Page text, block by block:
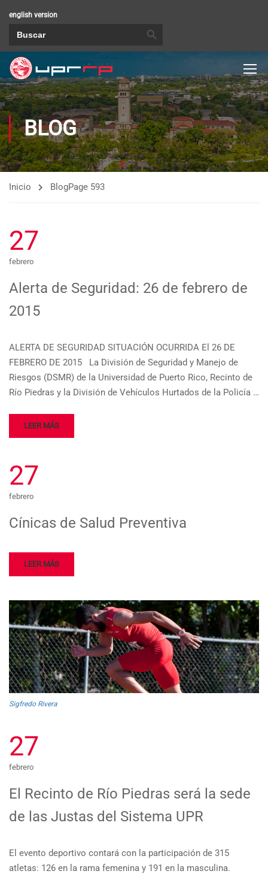
english version
BLOG
Inicio BlogPage 593
27
febrero
Alerta de Seguridad: 26 de febrero de
2015
ALERTA DE SEGURIDAD SITUACIÓN OCURRIDA El 26 DE
FEBRERO DE 2015 La División de Seguridad y Manejo de
Riesgos (DSMR) de la Universidad de Puerto Rico, Recinto de
Río Piedras y la División de Vehículos Hurtados de la Policía …
LEER MÁS
27
febrero
Cínicas de Salud Preventiva
LEER MÁS
Sigfredo Rivera
27
febrero
El Recinto de Río Piedras será la sede
de las Justas del Sistema UPR
El evento deportivo contará con la participación de 315
atletas: 126 en la rama femenina y 191 en la masculina.